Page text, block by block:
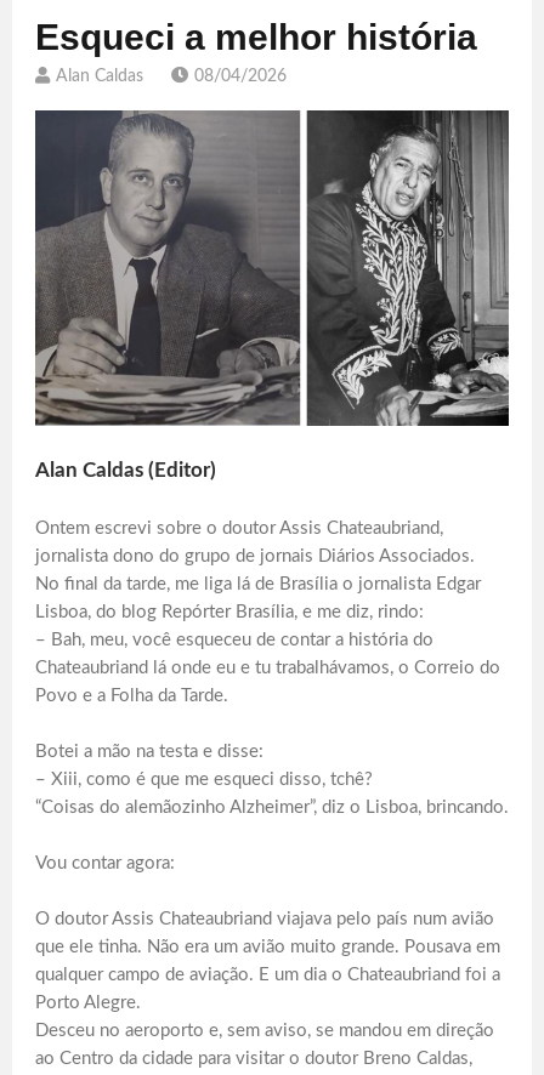
Esqueci a melhor história
Alan Caldas 08/04/2026
Alan Caldas (Editor)
Ontem escrevi sobre o doutor Assis Chateaubriand,
jornalista dono do grupo de jornais Diários Associados.
No final da tarde, me liga lá de Brasília o jornalista Edgar
Lisboa, do blog Repórter Brasília, e me diz, rindo:
– Bah, meu, você esqueceu de contar a história do
Chateaubriand lá onde eu e tu trabalhávamos, o Correio do
Povo e a Folha da Tarde.
Botei a mão na testa e disse:
– Xiii, como é que me esqueci disso, tchê?
“Coisas do alemãozinho Alzheimer”, diz o Lisboa, brincando.
Vou contar agora:
O doutor Assis Chateaubriand viajava pelo país num avião
que ele tinha. Não era um avião muito grande. Pousava em
qualquer campo de aviação. E um dia o Chateaubriand foi a
Porto Alegre.
Desceu no aeroporto e, sem aviso, se mandou em direção
ao Centro da cidade para visitar o doutor Breno Caldas,